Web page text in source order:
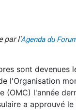
par l'Agenda du
sont devenues
l'Organisation
(OMC) l'année
a approuvé